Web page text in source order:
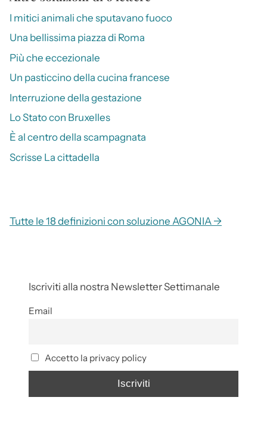
I mitici animali che sputavano fuoco
Una bellissima piazza di Roma
Più che eccezionale
Un pasticcino della cucina francese
Interruzione della gestazione
Lo Stato con Bruxelles
È al centro della scampagnata
Scrisse La cittadella
Tutte le 18 definizioni con soluzione AGONIA →
Iscriviti alla nostra Newsletter Settimanale
Email
Accetto la privacy policy